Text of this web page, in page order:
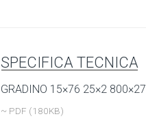
SPECIFICA TECNICA
GRADINO 15×76 25×2
~ PDF (180KB)